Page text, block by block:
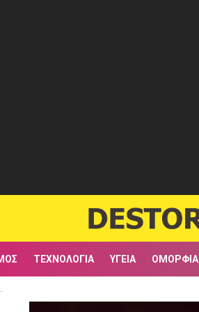
ΤΕΧΝΟΛΟΓΊΑ ΥΓΕΊΑ ΟΜΟΡΦΙΆ